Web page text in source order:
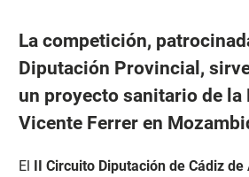
La competición,
Diputación Provincial,
un proyecto sanitario de la
Vicente Ferrer en
El II Circuito Diputación de Cádiz